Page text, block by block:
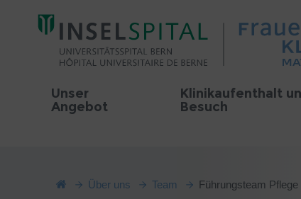
Unser
Angebot
Klinikaufenthalt
Besuch
Über uns Team Führungsteam